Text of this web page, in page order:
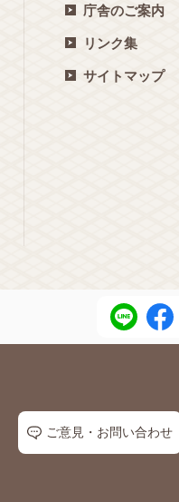
庁舎のご案内
リンク集
サイトマップ
ご意見・お問い合わせ